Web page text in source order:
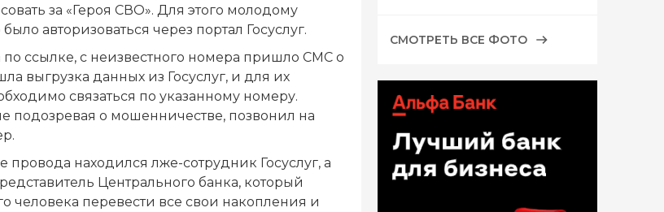
за «Героя СВО». Для этого молодому
авторизоваться через портал Госуслуг.
по ссылке, с неизвестного номера пришло СМС о
выгрузка данных из Госуслуг, и для их
связаться по указанному номеру.
подозревая о мошенничестве, позвонил на
провода находился лже-сотрудник Госуслуг, а
Центрального банка, который
человека перевести все свои накопления и
СМОТРЕТЬ ВСЕ ФОТО